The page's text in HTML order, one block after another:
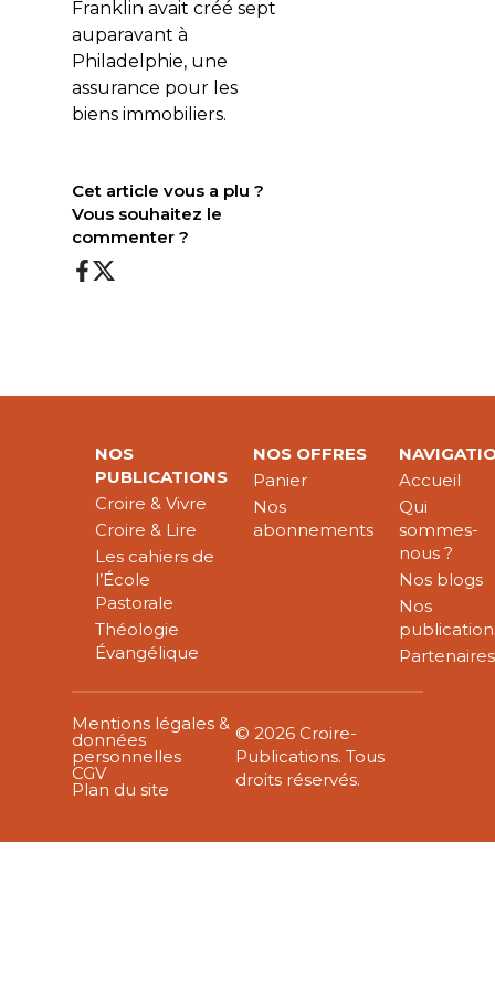
Franklin avait créé sept
auparavant à
Philadelphie, une
assurance pour les
biens immobiliers.
Cet article vous a plu ?
Vous souhaitez le
commenter ?
NOS
PUBLICATIONS
Croire & Vivre
Croire & Lire
Les cahiers de
l’École
Pastorale
Théologie
Évangélique
NOS OFFRES
Panier
Nos
abonnements
Accueil
Qui
sommes-
nous ?
Nos blogs
Nos
Partenaires
Mentions légales &
données
personnelles
CGV
Plan du site
© 2026 Croire-
Publications. Tous
droits réservés.